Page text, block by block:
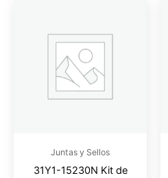
Juntas y Sellos
31Y1-15230N Kit de